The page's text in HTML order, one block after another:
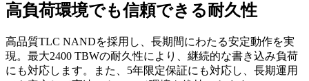
高負荷環境でも信頼できる耐久性
高品質TLC NANDを採用し、長期間にわたる安定動作を実
現。最大2400 TBWの耐久性により、継続的な書き込み負荷
にも対応します。また、5年限定保証にも対応し、長期運用